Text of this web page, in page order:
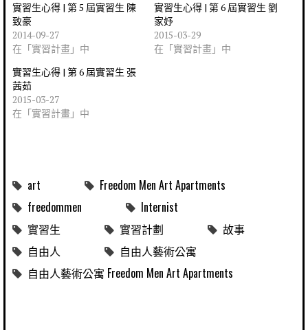
實習生心得 | 第 5 屆實習生 陳
致豪
2014-09-27
在「實習計畫」中
實習生心得 | 第 6 屆實習生 劉
家妤
2015-03-29
在「實習計畫」中
實習生心得 | 第 6 屆實習生 張
茜茹
2015-03-27
在「實習計畫」中
art
Freedom Men Art Apartments
freedommen
Internist
實習生
實習計劃
故事
自由人
自由人藝術公寓
自由人藝術公寓 Freedom Men Art Apartments